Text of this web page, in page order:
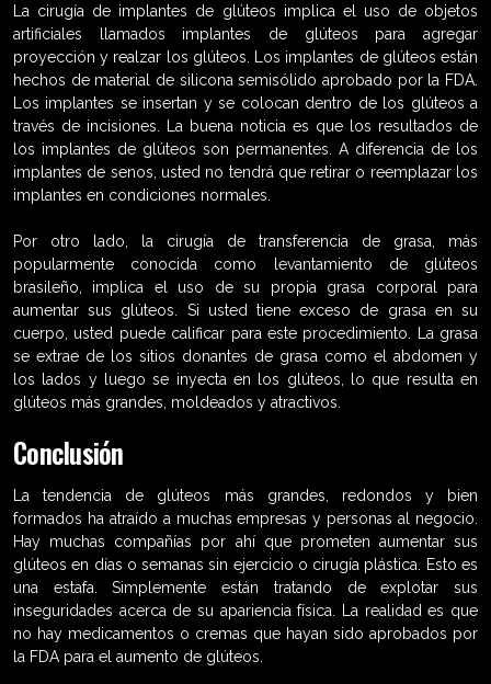
La cirugía de implantes de glúteos implica el uso de objetos
artificiales llamados implantes de glúteos para agregar
proyección y realzar los glúteos. Los implantes de glúteos están
hechos de material de silicona semisólido aprobado por la FDA.
Los implantes se insertan y se colocan dentro de los glúteos a
través de incisiones. La buena noticia es que los resultados de
los implantes de glúteos son permanentes. A diferencia de los
implantes de senos, usted no tendrá que retirar o reemplazar los
implantes en condiciones normales.
Por otro lado, la cirugía de transferencia de grasa, más
popularmente conocida como levantamiento de glúteos
brasileño, implica el uso de su propia grasa corporal para
aumentar sus glúteos. Si usted tiene exceso de grasa en su
cuerpo, usted puede calificar para este procedimiento. La grasa
se extrae de los sitios donantes de grasa como el abdomen y
los lados y luego se inyecta en los glúteos, lo que resulta en
glúteos más grandes, moldeados y atractivos.
Conclusión
La tendencia de glúteos más grandes, redondos y bien
formados ha atraído a muchas empresas y personas al negocio.
Hay muchas compañías por ahí que prometen aumentar sus
glúteos en días o semanas sin ejercicio o cirugía plástica. Esto es
una estafa. Simplemente están tratando de explotar sus
inseguridades acerca de su apariencia física. La realidad es que
no hay medicamentos o cremas que hayan sido aprobados por
la FDA para el aumento de glúteos.